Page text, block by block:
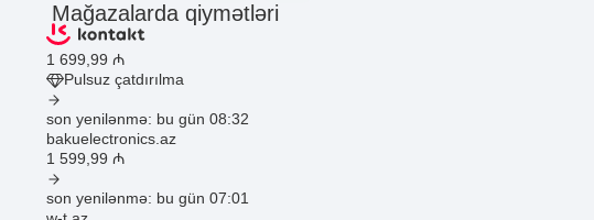
Mağazalarda qiymətləri
1 699 ,99 ₼
Pulsuz çatdırılma
son yenilənmə: bu gün 08:32
bakuelectronics.az
1 599 ,99 ₼
son yenilənmə: bu gün 07:01